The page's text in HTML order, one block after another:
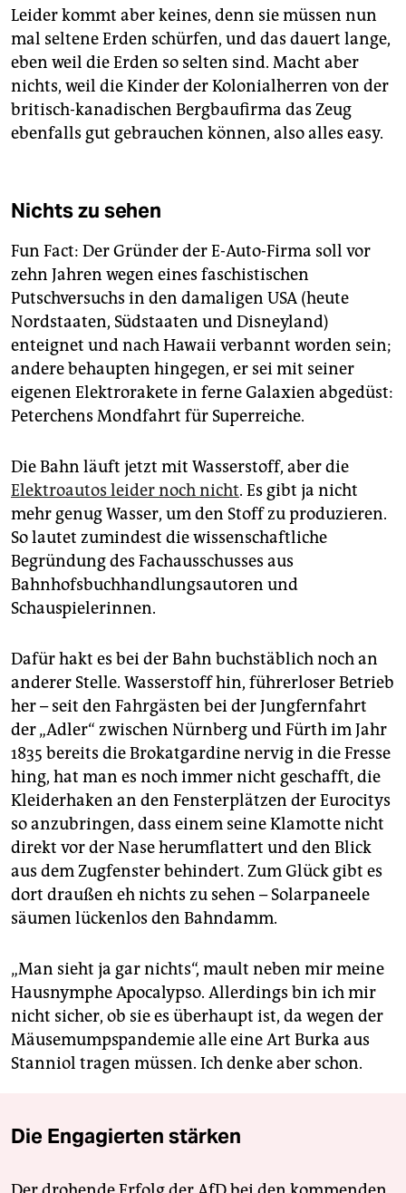
Leider kommt aber keines, denn sie müssen nun
mal seltene Erden schürfen, und das dauert lange,
eben weil die Erden so selten sind. Macht aber
nichts, weil die Kinder der Kolonialherren von der
britisch-kanadischen Bergbaufirma das Zeug
ebenfalls gut gebrauchen können, also alles easy.
Nichts zu sehen
Fun Fact: Der Gründer der E-Auto-Firma soll vor
zehn Jahren wegen eines faschistischen
Putschversuchs in den damaligen USA (heute
Nordstaaten, Südstaaten und Disneyland)
enteignet und nach Hawaii verbannt worden sein;
andere behaupten hingegen, er sei mit seiner
eigenen Elektrorakete in ferne Galaxien abgedüst:
Peterchens Mondfahrt für Superreiche.
Die Bahn läuft jetzt mit Wasserstoff, aber die
Elektroautos leider noch nicht. Es gibt ja nicht
mehr genug Wasser, um den Stoff zu produzieren.
So lautet zumindest die wissenschaftliche
Begründung des Fachausschusses aus
Bahnhofsbuchhandlungsautoren und
Schauspielerinnen.
Dafür hakt es bei der Bahn buchstäblich noch an
anderer Stelle. Wasserstoff hin, führerloser Betrieb
her – seit den Fahrgästen bei der Jungfernfahrt
der „Adler“ zwischen Nürnberg und Fürth im Jahr
1835 bereits die Brokatgardine nervig in die Fresse
hing, hat man es noch immer nicht geschafft, die
Kleiderhaken an den Fensterplätzen der Eurocitys
so anzubringen, dass einem seine Klamotte nicht
direkt vor der Nase herumflattert und den Blick
aus dem Zugfenster behindert. Zum Glück gibt es
dort draußen eh nichts zu sehen – Solarpaneele
säumen lückenlos den Bahndamm.
„Man sieht ja gar nichts“, mault neben mir meine
Hausnymphe Apocalypso. Allerdings bin ich mir
nicht sicher, ob sie es überhaupt ist, da wegen der
Mäusemumpspandemie alle eine Art Burka aus
Stanniol tragen müssen. Ich denke aber schon.
Die Engagierten stärken